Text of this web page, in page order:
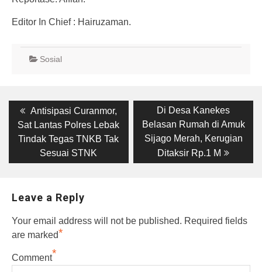
Editor In Chief : Hairuzaman.
Sosial
Post
navigation
Previous
post:
Antisipasi Curanmor,
Sat Lantas Polres Lebak
Tindak Tegas TNKB Tak
Sesuai STNK
Next
post:
Di Desa Kanekes
Belasan Rumah di Amuk
Sijago Merah, Kerugian
Ditaksir Rp.1 M
Leave a Reply
Your email address will not be published. Required fields
are marked*
Comment*